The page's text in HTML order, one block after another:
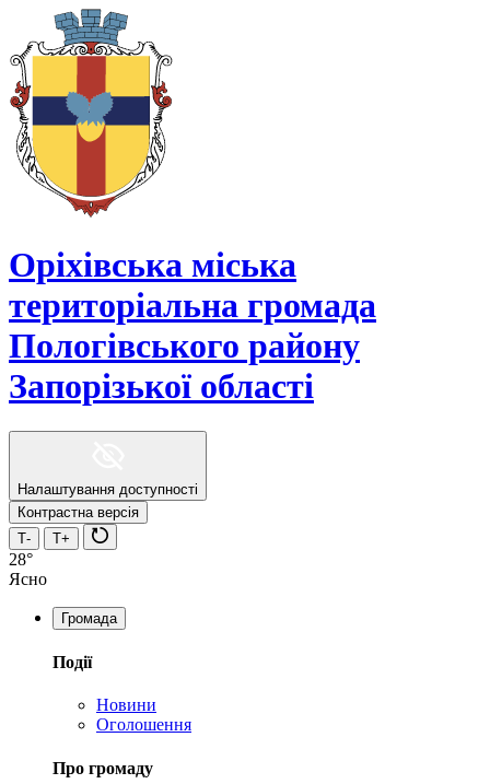
Оріхівська міська
територіальна громада
Пологівського району
Запорізької області
Налаштування доступності
Контрастна версія
Т-
Т+
28°
Ясно
Громада
Події
Новини
Оголошення
Про громаду